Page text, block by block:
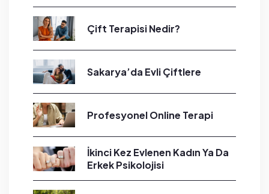
Çift Terapisi Nedir?
Sakarya’da Evli Çiftlere
Profesyonel Online Terapi
İkinci Kez Evlenen Kadın Ya Da
Erkek Psikolojisi